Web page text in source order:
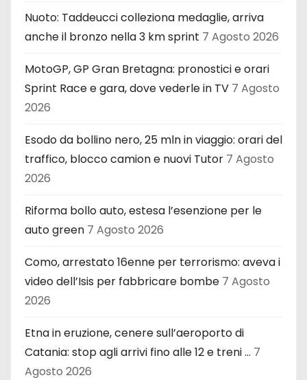
Nuoto: Taddeucci colleziona medaglie, arriva
anche il bronzo nella 3 km sprint 7 Agosto 2026
MotoGP, GP Gran Bretagna: pronostici e orari
Sprint Race e gara, dove vederle in TV 7 Agosto
2026
Esodo da bollino nero, 25 mln in viaggio: orari del
traffico, blocco camion e nuovi Tutor 7 Agosto
2026
Riforma bollo auto, estesa l’esenzione per le
auto green 7 Agosto 2026
Como, arrestato 16enne per terrorismo: aveva i
video dell’Isis per fabbricare bombe 7 Agosto
2026
Etna in eruzione, cenere sull’aeroporto di
Catania: stop agli arrivi fino alle 12 e treni … 7
Agosto 2026